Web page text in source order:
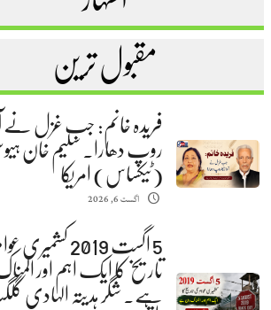
مقبول ترین
فریدہ خانم: جب غزل نے
روپ دھارا. سلیم خان
(ٹیکساس) امریکا
اگست 6, 2026
5 اگست 2019
تاریخ کا ایک اہم اور
ہے. شگر ہدیتہ الہادی